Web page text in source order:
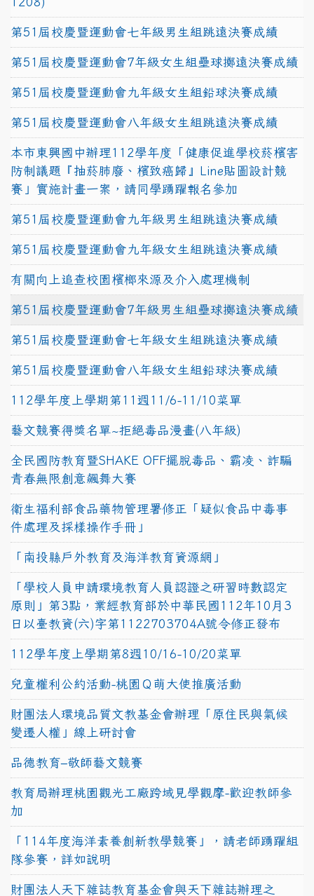
第51屆校慶暨運動會七年級男生組跳遠決賽成績
第51屆校慶暨運動會7年級女生組壘球擲遠決賽成績
第51屆校慶暨運動會九年級女生組鉛球決賽成績
第51屆校慶暨運動會八年級女生組跳遠決賽成績
本市東興國中辦理112學年度「健康促進學校菸檳害
防制議題『抽菸肺廢、檳致癌歸』Line貼圖設計競
賽」實施計畫一案，請同學踴躍報名參加
第51屆校慶暨運動會九年級男生組跳遠決賽成績
第51屆校慶暨運動會九年級女生組跳遠決賽成績
有關向上追查校園檳榔來源及介入處理機制
第51屆校慶暨運動會7年級男生組壘球擲遠決賽成績
第51屆校慶暨運動會七年級女生組跳遠決賽成績
第51屆校慶暨運動會八年級女生組鉛球決賽成績
112學年度上學期第11週11/6-11/10菜單
藝文競賽得獎名單~拒絕毒品漫畫(八年級)
全民國防教育暨SHAKE OFF擺脫毒品、霸凌、詐騙
青春無限創意飆舞大賽
衛生福利部食品藥物管理署修正「疑似食品中毒事
件處理及採樣操作手冊」
「南投縣戶外教育及海洋教育資源網」
「學校人員申請環境教育人員認證之研習時數認定
原則」第3點，業經教育部於中華民國112年10月3
日以臺教資(六)字第1122703704A號令修正發布
112學年度上學期第8週10/16-10/20菜單
兒童權利公約活動-桃園Ｑ萌大使推廣活動
財團法人環境品質文教基金會辦理「原住民與氣候
變遷人權」線上研討會
品德教育–敬師藝文競賽
教育局辦理桃園觀光工廠跨域見學觀摩-歡迎教師參
加
「114年度海洋素養創新教學競賽」，請老師踴躍組
隊參賽，詳如說明
財團法人天下雜誌教育基金會與天下雜誌辦理之